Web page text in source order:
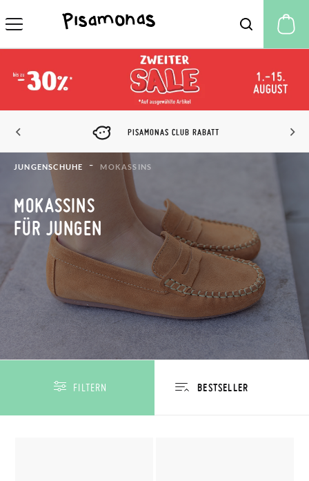
PISAMONAS CLUB RABATT
JUNGENSCHUHE MOKASSINS
MOKASSINS
FÜR JUNGEN
FILTERN